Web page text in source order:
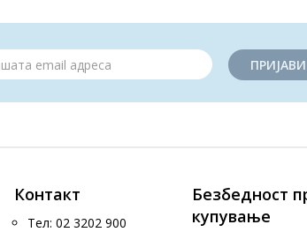
Контакт
Тел: 02 3202 900
Безбедност
купување